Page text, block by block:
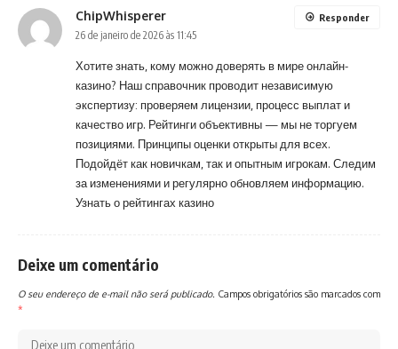
ChipWhisperer
26 de janeiro de 2026 às 11:45
Хотите знать, кому можно доверять в мире онлайн-
казино? Наш справочник проводит независимую
экспертизу: проверяем лицензии, процесс выплат и
качество игр. Рейтинги объективны — мы не торгуем
позициями. Принципы оценки открыты для всех.
Подойдёт как новичкам, так и опытным игрокам. Следим
за изменениями и регулярно обновляем информацию.
Узнать о рейтингах казино
Responder
Deixe um comentário
O seu endereço de e-mail não será publicado. Campos obrigatórios são marcados com
*